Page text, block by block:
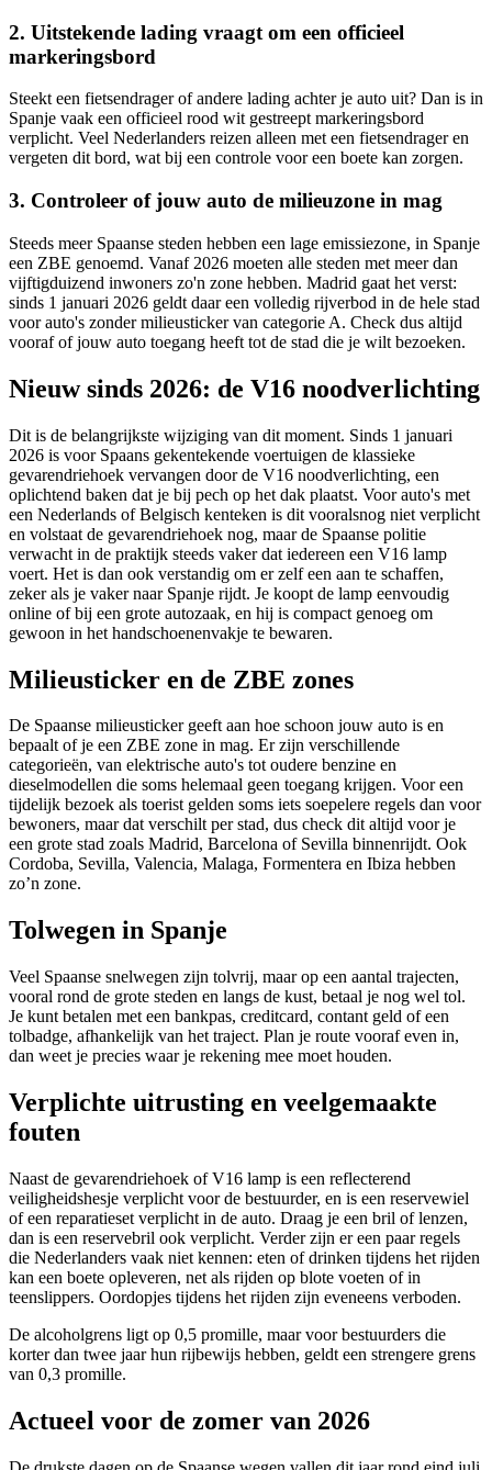
2. Uitstekende lading vraagt om een officieel
markeringsbord
Steekt een fietsendrager of andere lading achter je auto uit? Dan is in
Spanje vaak een officieel rood wit gestreept markeringsbord
verplicht. Veel Nederlanders reizen alleen met een fietsendrager en
vergeten dit bord, wat bij een controle voor een boete kan zorgen.
3. Controleer of jouw auto de milieuzone in mag
Steeds meer Spaanse steden hebben een lage emissiezone, in Spanje
een ZBE genoemd. Vanaf 2026 moeten alle steden met meer dan
vijftigduizend inwoners zo'n zone hebben. Madrid gaat het verst:
sinds 1 januari 2026 geldt daar een volledig rijverbod in de hele stad
voor auto's zonder milieusticker van categorie A. Check dus altijd
vooraf of jouw auto toegang heeft tot de stad die je wilt bezoeken.
Nieuw sinds 2026: de V16 noodverlichting
Dit is de belangrijkste wijziging van dit moment. Sinds 1 januari
2026 is voor Spaans gekentekende voertuigen de klassieke
gevarendriehoek vervangen door de V16 noodverlichting, een
oplichtend baken dat je bij pech op het dak plaatst. Voor auto's met
een Nederlands of Belgisch kenteken is dit vooralsnog niet verplicht
en volstaat de gevarendriehoek nog, maar de Spaanse politie
verwacht in de praktijk steeds vaker dat iedereen een V16 lamp
voert. Het is dan ook verstandig om er zelf een aan te schaffen,
zeker als je vaker naar Spanje rijdt. Je koopt de lamp eenvoudig
online of bij een grote autozaak, en hij is compact genoeg om
gewoon in het handschoenenvakje te bewaren.
Milieusticker en de ZBE zones
De Spaanse milieusticker geeft aan hoe schoon jouw auto is en
bepaalt of je een ZBE zone in mag. Er zijn verschillende
categorieën, van elektrische auto's tot oudere benzine en
dieselmodellen die soms helemaal geen toegang krijgen. Voor een
tijdelijk bezoek als toerist gelden soms iets soepelere regels dan voor
bewoners, maar dat verschilt per stad, dus check dit altijd voor je
een grote stad zoals Madrid, Barcelona of Sevilla binnenrijdt. Ook
Cordoba, Sevilla, Valencia, Malaga, Formentera en Ibiza hebben
zo’n zone.
Tolwegen in Spanje
Veel Spaanse snelwegen zijn tolvrij, maar op een aantal trajecten,
vooral rond de grote steden en langs de kust, betaal je nog wel tol.
Je kunt betalen met een bankpas, creditcard, contant geld of een
tolbadge, afhankelijk van het traject. Plan je route vooraf even in,
dan weet je precies waar je rekening mee moet houden.
Verplichte uitrusting en veelgemaakte
fouten
Naast de gevarendriehoek of V16 lamp is een reflecterend
veiligheidshesje verplicht voor de bestuurder, en is een reservewiel
of een reparatieset verplicht in de auto. Draag je een bril of lenzen,
dan is een reservebril ook verplicht. Verder zijn er een paar regels
die Nederlanders vaak niet kennen: eten of drinken tijdens het rijden
kan een boete opleveren, net als rijden op blote voeten of in
teenslippers. Oordopjes tijdens het rijden zijn eveneens verboden.
De alcoholgrens ligt op 0,5 promille, maar voor bestuurders die
korter dan twee jaar hun rijbewijs hebben, geldt een strengere grens
van 0,3 promille.
Actueel voor de zomer van 2026